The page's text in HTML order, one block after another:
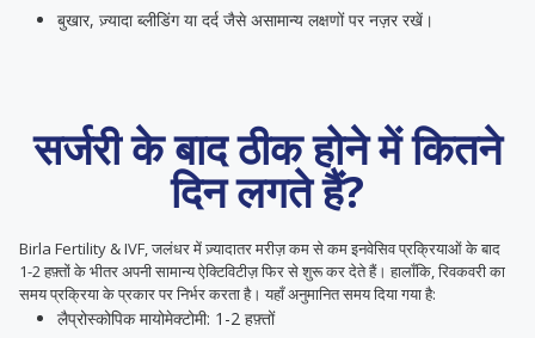
बुखार, ज़्यादा ब्लीडिंग या दर्द जैसे असामान्य लक्षणों पर नज़र रखें।
सर्जरी के बाद ठीक होने में कितने
दिन लगते हैं?
Birla Fertility & IVF, जलंधर में ज़्यादातर मरीज़ कम से कम इनवेसिव प्रक्रियाओं के बाद
1-2 हफ़्तों के भीतर अपनी सामान्य ऐक्टिविटीज़ फिर से शुरू कर देते हैं। हालाँकि, रिवकवरी का
समय प्रक्रिया के प्रकार पर निर्भर करता है। यहाँ अनुमानित समय दिया गया है:
लैप्रोस्कोपिक मायोमेक्टोमी: 1-2 हफ़्तों